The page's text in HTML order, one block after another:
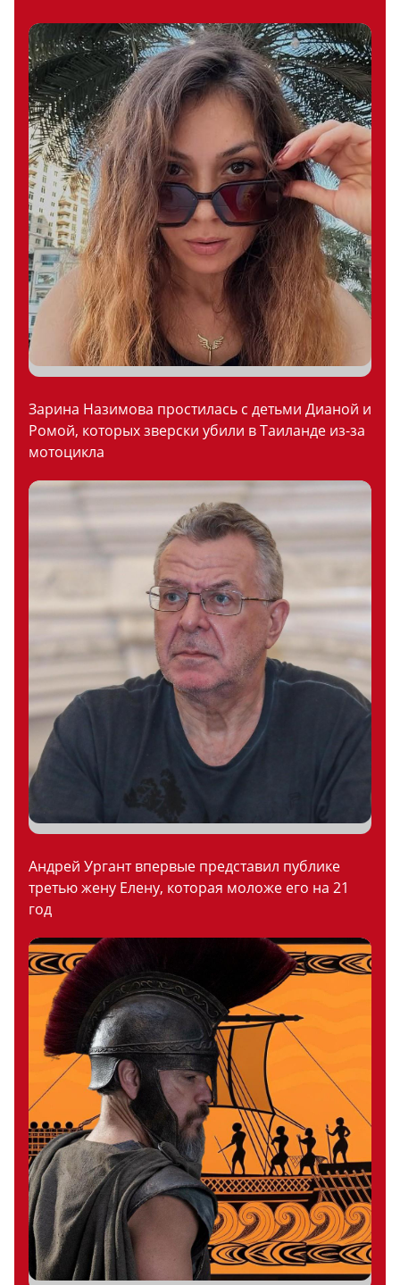
Зарина Назимова простилась с детьми Дианой и
Ромой, которых зверски убили в Таиланде из-за
мотоцикла
Андрей Ургант впервые представил публике
третью жену Елену, которая моложе его на 21
год